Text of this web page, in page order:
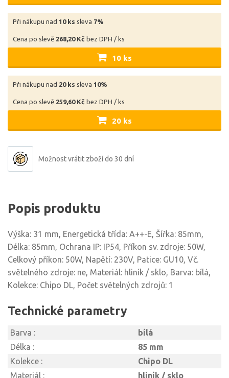
Při nákupu nad 10 ks sleva 7%
Cena po slevě 268,20 Kč bez DPH / ks
10 ks
Při nákupu nad 20 ks sleva 10%
Cena po slevě 259,60 Kč bez DPH / ks
20 ks
Možnost vrátit zboží do 30 dní
Popis produktu
Výška: 31 mm, Energetická třída: A++-E, Šířka: 85mm,
Délka: 85mm, Ochrana IP: IP54, Příkon sv. zdroje: 50W,
Celkový příkon: 50W, Napětí: 230V, Patice: GU10, Vč.
světelného zdroje: ne, Materiál: hliník / sklo, Barva: bílá,
Kolekce: Chipo DL, Počet světelných zdrojů: 1
Technické parametry
Barva :
bílá
Délka :
85 mm
Kolekce :
Chipo DL
Materiál :
hliník / sklo